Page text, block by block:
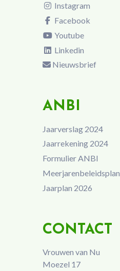
Instagram
Facebook
Youtube
Linkedin
Nieuwsbrief
ANBI
Jaarverslag 2024
Jaarrekening 2024
Formulier ANBI
Meerjarenbeleidsplan
Jaarplan 2026
CONTACT
Vrouwen van Nu
Moezel 17